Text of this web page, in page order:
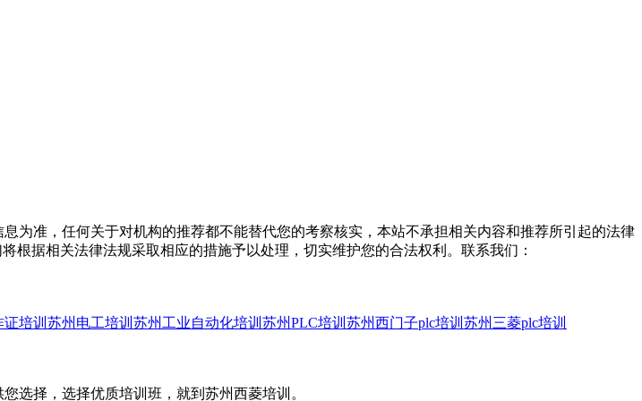
为准，任何关于对机构的推荐都不能替代您的考察核实，本站不承担相关内容和推荐所引起的法律
据相关法律法规采取相应的措施予以处理，切实维护您的合法权利。联系我们：
培训 苏州电工培训 苏州工业自动化培训 苏州PLC培训 苏州西门子plc培训 苏州三菱plc培训
选择，选择优质培训班，就到苏州西菱培训。